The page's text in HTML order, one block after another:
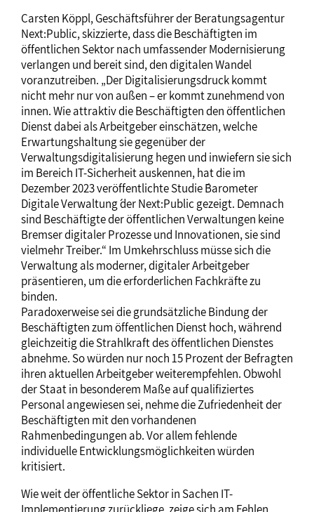
Carsten Köppl, Geschäftsführer der Beratungsagentur
Next:Public, skizzierte, dass die Beschäftigten im
öffentlichen Sektor nach umfassender Modernisierung
verlangen und bereit sind, den digitalen Wandel
voranzutreiben. „Der Digitalisierungsdruck kommt
nicht mehr nur von außen – er kommt zunehmend von
innen. Wie attraktiv die Beschäftigten den öffentlichen
Dienst dabei als Arbeitgeber einschätzen, welche
Erwartungshaltung sie gegenüber der
Verwaltungsdigitalisierung hegen und inwiefern sie sich
im Bereich IT-Sicherheit auskennen, hat die im
Dezember 2023 veröffentlichte Studie ´Barometer
Digitale Verwaltung´ der Next:Public gezeigt. Demnach
sind Beschäftigte der öffentlichen Verwaltungen keine
Bremser digitaler Prozesse und Innovationen, sie sind
vielmehr Treiber.“ Im Umkehrschluss müsse sich die
Verwaltung als moderner, digitaler Arbeitgeber
präsentieren, um die erforderlichen Fachkräfte zu
binden.
Paradoxerweise sei die grundsätzliche Bindung der
Beschäftigten zum öffentlichen Dienst hoch, während
gleichzeitig die Strahlkraft des öffentlichen Dienstes
abnehme. So würden nur noch 15 Prozent der Befragten
ihren aktuellen Arbeitgeber weiterempfehlen. Obwohl
der Staat in besonderem Maße auf qualifiziertes
Personal angewiesen sei, nehme die Zufriedenheit der
Beschäftigten mit den vorhandenen
Rahmenbedingungen ab. Vor allem fehlende
individuelle Entwicklungsmöglichkeiten würden
kritisiert.
Wie weit der öffentliche Sektor in Sachen IT-